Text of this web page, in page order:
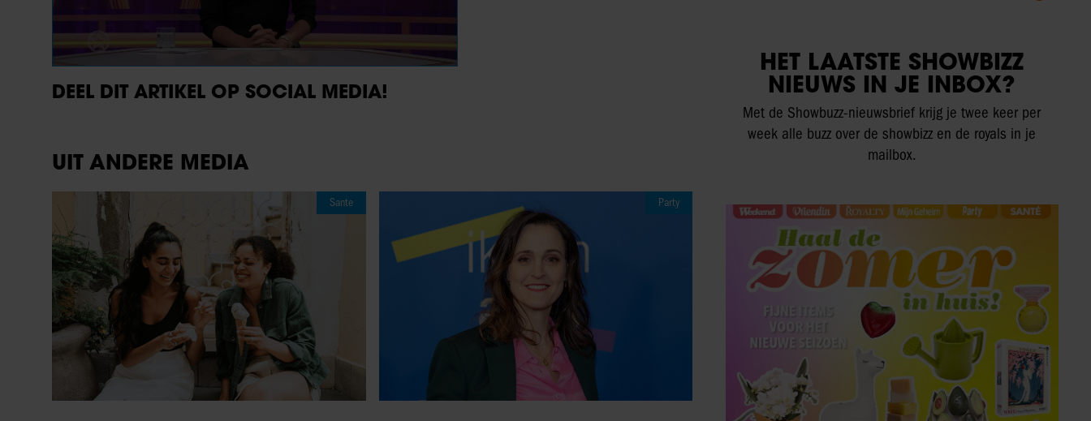
DEEL DIT ARTIKEL OP SOCIAL MEDIA!
UIT ANDERE MEDIA
Sante Party
HET LAATSTE SHOWBIZZ
NIEUWS IN JE INBOX?
Met de Showbuzz-nieuwsbrief krijg je twee keer per
week alle buzz over de showbizz en de royals in je
mailbox.